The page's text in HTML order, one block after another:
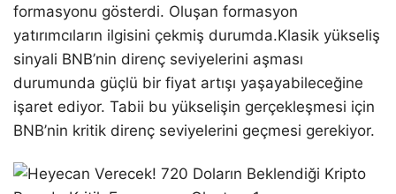
formasyonu gösterdi. Oluşan formasyon
yatırımcıların ilgisini çekmiş durumda.Klasik yükseliş
sinyali BNB’nin direnç seviyelerini aşması
durumunda güçlü bir fiyat artışı yaşayabileceğine
işaret ediyor. Tabii bu yükselişin gerçekleşmesi için
BNB’nin kritik direnç seviyelerini geçmesi gerekiyor.